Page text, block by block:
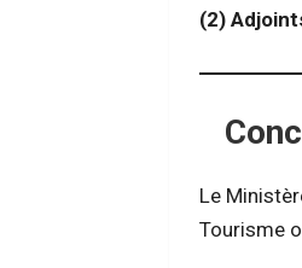
(2)
Le
Tourisme